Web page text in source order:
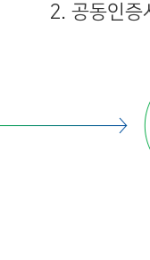
2. 공동인증